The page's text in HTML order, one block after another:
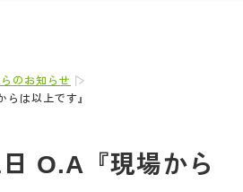
のお知らせ
は以上です』
O.A『現場から